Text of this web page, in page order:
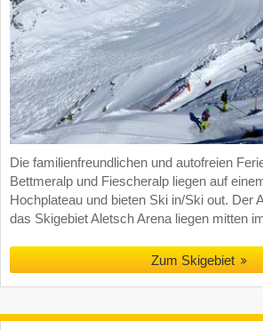
Die familienfreundlichen und autofreien
Bettmeralp und Fiescheralp liegen auf
Hochplateau und bieten Ski in/Ski out. Der
das Skigebiet Aletsch Arena liegen mitten
Zum Skigebiet